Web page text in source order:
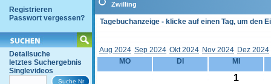
Registrieren
Passwort vergessen?
Detailsuche
letztes Suchergebnis
Singlevideos
Zwilling
Tagebuchanzeige - klicke auf einen Tag, um den
Aug 2024 Sep 2024 Okt 2024 Nov 2024 Dez 2024
MO
DI MI
1